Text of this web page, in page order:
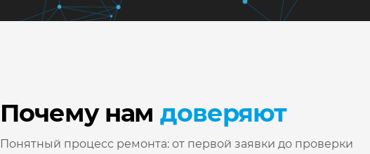
Почему намдоверяют
Понятный процесс ремонта: от первой заявки до проверки